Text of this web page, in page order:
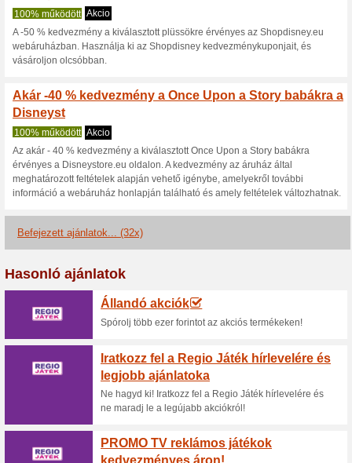
Aktuális
Disney Store
kiválasztott
100% működött
Disney Store Februári Akció:
szükség kuponkódra.
Disney Store
kiválasztott